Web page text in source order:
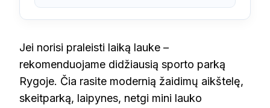
Jei norisi praleisti laiką lauke –
rekomenduojame didžiausią sporto parką
Rygoje. Čia rasite modernią žaidimų aikštelę,
skeitparką, laipynes, netgi mini lauko